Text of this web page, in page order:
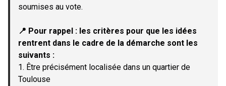
soumises au vote.
📍 Pour rappel : les critères pour que les idées
rentrent dans le cadre de la démarche sont les
suivants :
1. Être précisément localisée dans un quartier de
Toulouse